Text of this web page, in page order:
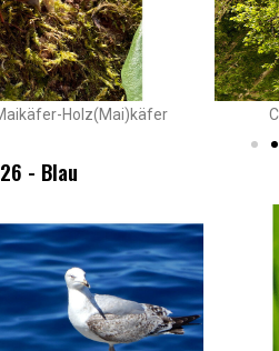
Holz(Mai)käfer
- Blau